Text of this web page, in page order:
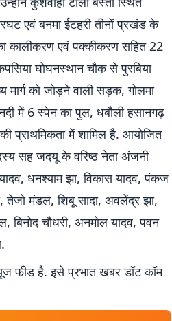
एवं बनमा ईटहरी तीनों प्रखंड के
कालीकरण एवं पक्कीकरण सहित 22
घोघनस्थान चौक से पुरबिया
मार्ग को जोड़ने वाली सड़क, गोलमा
में 6 स्पेन का पुल, धबौली हसानगढ़
प्राथमिकता में शामिल है. आयोजित
सह जदयू के वरिष्ठ नेता अंजनी
धनश्याम झा, विकास यादव, पंकज
तेजो मंडल, शिबू सादा, अवलेंद्र झा,
बिनोद चौधरी, अनमोल यादव, पवन
फीड है. इसे प्रभात खबर डॉट कॉम